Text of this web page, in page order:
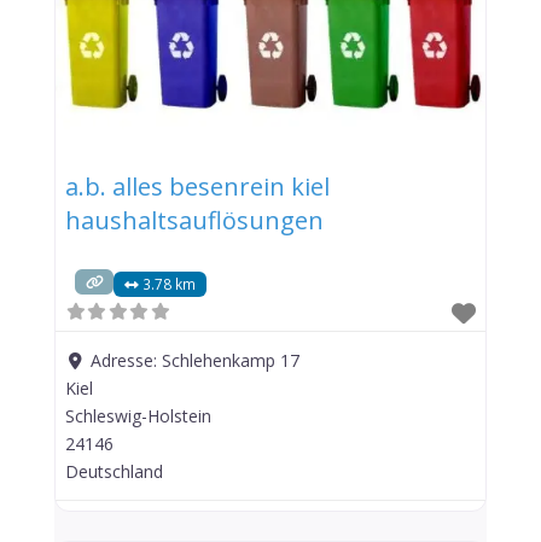
a.b. alles besenrein kiel
haushaltsauflösungen
3.78 km
Adresse:Schlehenkamp 17
Kiel
Schleswig-Holstein
24146
Deutschland